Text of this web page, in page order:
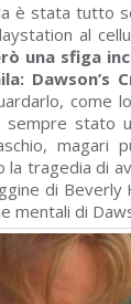
è stata tutto
al
una sfiga
Dawson’s
come
stato
magari
la tragedia di
di Beverly
mentali di